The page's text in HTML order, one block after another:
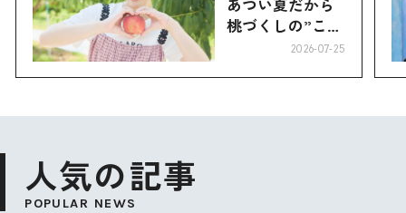
あつい夏だから
桃づくしの”こお
2026-07-25
人気の記事
POPULAR NEWS